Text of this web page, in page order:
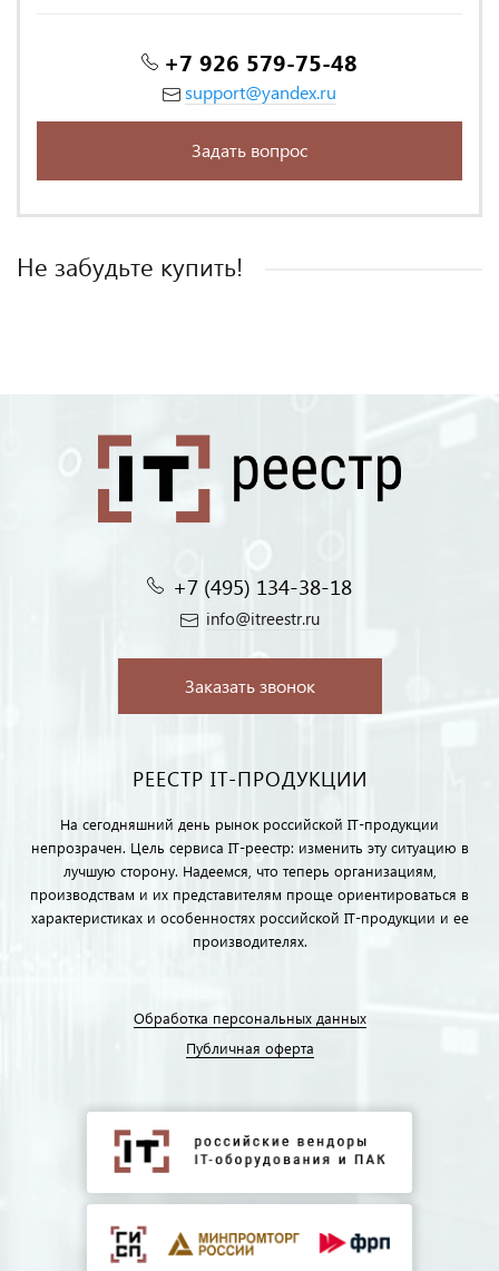
+7 926 579-75-48
support@yandex.ru
Задать вопрос
Не забудьте купить!
+7 (495) 134-38-18‬
info@itreestr.ru
Заказать звонок
РЕЕСТР IT-ПРОДУКЦИИ
На сегодняшний день рынок российской IT-продукции
непрозрачен. Цель сервиса IT-реестр: изменить эту ситуацию в
лучшую сторону. Надеемся, что теперь организациям,
производствам и их представителям проще ориентироваться в
характеристиках и особенностях российской IT-продукции и ее
производителях.
Обработка персональных данных
Публичная оферта